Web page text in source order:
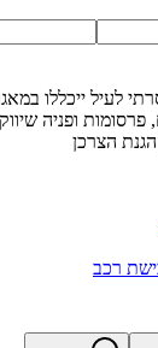
לעיל ייכללו
ופניה
הגנת הצרכן
רכב